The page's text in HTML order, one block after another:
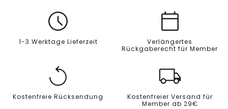
1-3 Werktage Lieferzeit
Verlängertes
Rückgaberecht für Member
Kostenfreie Rücksendung
Kostenfreier Versand für
Member ab 29€